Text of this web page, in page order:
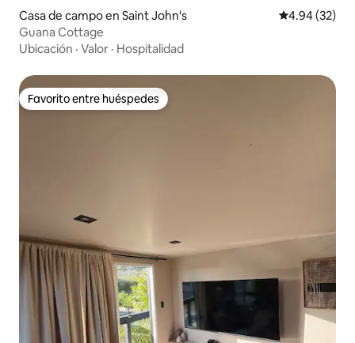
Casa de campo en Saint John's Calificación
4.94 (32)
Guana Cottage
Ubicación · Valor · Hospitalidad
Favorito entre huéspedes
Favorito entre huéspedes